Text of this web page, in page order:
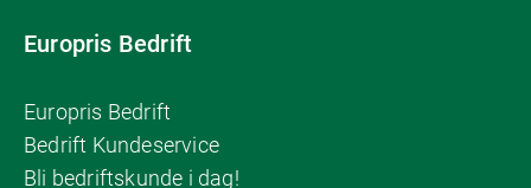
Europris Bedrift
Europris Bedrift
Bedrift Kundeservice
Bli bedriftskunde i dag!